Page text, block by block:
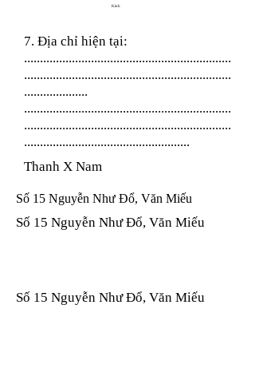
Kinh
7. Địa chỉ hiện tại:
.................................................................
.................................................................
....................
.................................................................
.................................................................
....................................................
Thanh X Nam
Số 15 Nguyễn Như Đổ, Văn Miếu
Số 15 Nguyễn Như Đổ, Văn Miếu
Số 15 Nguyễn Như Đổ, Văn Miếu